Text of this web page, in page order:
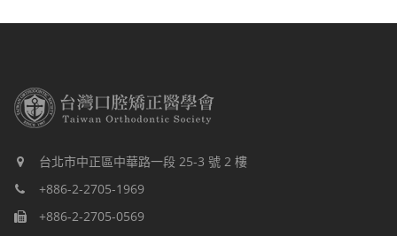
台北市中正區中華路一段 25-3 號 2 樓
+886-2-2705-1969
+886-2-2705-0569